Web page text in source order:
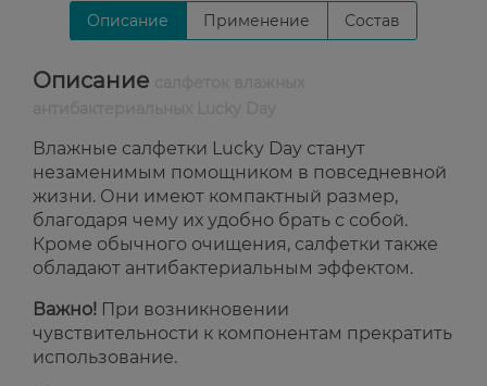
Описание Применение Состав
Описание
Влажные салфетки Lucky Day станут
незаменимым помощником в повседневной
жизни. Они имеют компактный размер,
благодаря чему их удобно брать с собой.
Кроме обычного очищения, салфетки также
обладают антибактериальным эффектом.
Важно! При возникновении
чувствительности к компонентам прекратить
использование.